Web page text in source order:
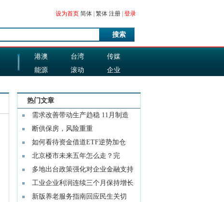
设为首页 简体 繁体 注册 登录
搜索
港澳 台湾
传媒
能源
滚动
企业
热门文章
需求改善带动生产趋稳 11月制造
业PMI回升
断供保房，风险重重
如何看待资金借道ETF逆势加仓
北京楼市未来五年怎么走？完
善“市场
多地出台政策强化对企业金融支持
工业企业利润连续三个月保持增长
专家：
新版养老服务指南回应民生关切